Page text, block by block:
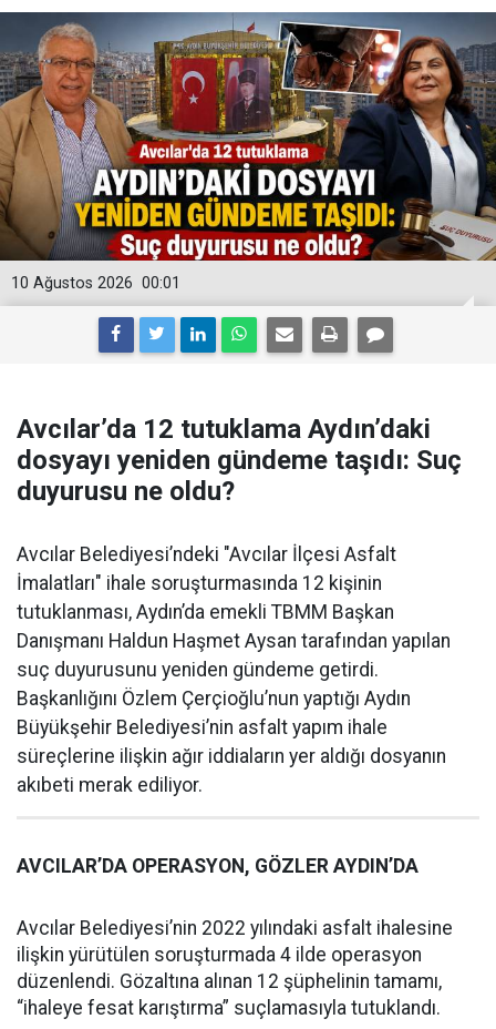
00:01
10 Ağustos 2026
Avcılar’da 12 tutuklama Aydın’daki
dosyayı yeniden gündeme taşıdı: Suç
duyurusu ne oldu?
Avcılar Belediyesi’ndeki "Avcılar İlçesi Asfalt
İmalatları" ihale soruşturmasında 12 kişinin
tutuklanması, Aydın’da emekli TBMM Başkan
Danışmanı Haldun Haşmet Aysan tarafından yapılan
suç duyurusunu yeniden gündeme getirdi.
Başkanlığını Özlem Çerçioğlu’nun yaptığı Aydın
Büyükşehir Belediyesi’nin asfalt yapım ihale
süreçlerine ilişkin ağır iddiaların yer aldığı dosyanın
akıbeti merak ediliyor.
AVCILAR’DA OPERASYON, GÖZLER AYDIN’DA
Avcılar Belediyesi’nin 2022 yılındaki asfalt ihalesine
ilişkin yürütülen soruşturmada 4 ilde operasyon
düzenlendi. Gözaltına alınan 12 şüphelinin tamamı,
“ihaleye fesat karıştırma” suçlamasıyla tutuklandı.